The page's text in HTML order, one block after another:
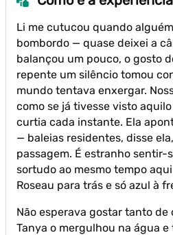
Li me cutucou quando
bombordo — quase deixei a
balançou um pouco, o gosto
repente um silêncio tomou
mundo tentava enxergar.
como se já tivesse visto
curtia cada instante. Ela
— baleias residentes, disse
passagem. É estranho sentir-
sortudo ao mesmo tempo
Roseau para trás e só azul à
Não esperava gostar tanto de
Tanya o mergulhou na água e